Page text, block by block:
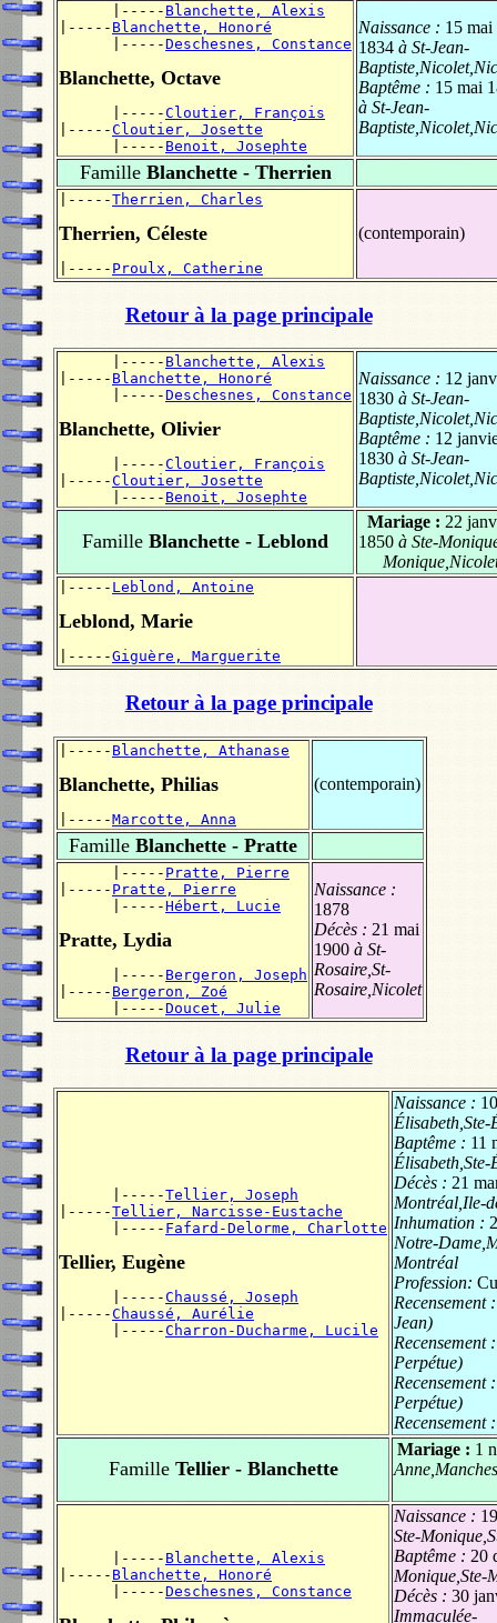
      |-----
Blanchette, Alexis
|----- Blanchette, Honoré
      |-----
Deschesnes, Constance
Blanchette, Octave
      |-----
Cloutier, François
|-----Cloutier, Josette
      |-----
Benoit, Josephte
Naissance : 15 mai
1834 à St-Jean-
Baptême : 15 mai
à St-Jean-
FamilleBlanchette - Therrien
|-----Therrien, Charles
Therrien, Céleste
|----- Proulx, Catherine
(contemporain)
Retour à la page principale
      |-----
Blanchette, Alexis
|----- Blanchette, Honoré
      |-----
Deschesnes, Constance
Blanchette, Olivier
      |-----
Cloutier, François
|-----Cloutier, Josette
      |-----
Benoit, Josephte
Naissance : 12
1830 à St-Jean-
Baptême : 12
1830 à St-Jean-
Famille Blanchette - Leblond
Mariage : 22
1850 à Ste-
|----- Leblond, Antoine
Leblond, Marie
|-----Giguère, Marguerite
Retour à la page principale
|----- Blanchette, Athanase
Blanchette, Philias
|-----Marcotte, Anna
(contemporain)
Famille Blanchette - Pratte
      |-----
Pratte, Pierre
|----- Pratte, Pierre
      |-----
Hébert, Lucie
Pratte, Lydia
      |-----
Bergeron, Joseph
|----- Bergeron, Zoé
      |-----
Doucet, Julie
Naissance :
1878
Décès : 21 mai
1900 à St-
Rosaire,St-
Rosaire,Nicolet
Retour à la page principale
      |-----
Tellier, Joseph
|-----Tellier, Narcisse-Eustache
      |-----
Fafard-Delorme, Charlotte
Tellier, Eugène
      |-----
Chaussé, Joseph
|-----Chaussé, Aurélie
      |-----
Charron-Ducharme, Lucile
Naissance :
Baptême : 11
Décès : 21
Montréal,Ile-
Inhumation :
Notre-
Montréal
Profession:
Recensement
Jean)
Recensement
Perpétue)
Recensement
Perpétue)
Recensement
FamilleTellier - Blanchette
Mariage : 1
      |-----
Blanchette, Alexis
|----- Blanchette, Honoré
      |-----
Deschesnes, Constance
Naissance :
Ste-
Baptême : 20
Monique,Ste-
Décès : 30
Immaculée-